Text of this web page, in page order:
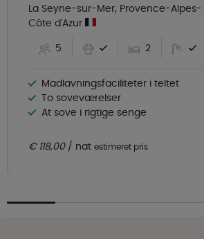
La Seyne-sur-Mer, Provence-Alpes-
Côte d'Azur
5
2
Madlavningsfaciliteter i teltet
To soveværelser
At sove i rigtige senge
€ 118,00 nat estimeret pris